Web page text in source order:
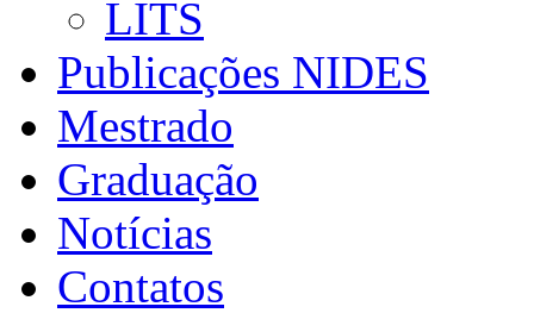
LITS
Publicações NIDES
Mestrado
Graduação
Notícias
Contatos